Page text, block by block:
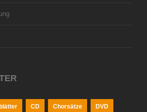
CD Chorsätze DVD